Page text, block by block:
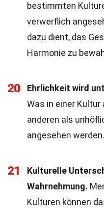
bestimmten
verwerflich
dazu dient, das
Harmonie zu
20
Ehrlichkeit wird
Was in einer Kultur
anderen als
angesehen werden.
21
Kulturelle
Wahrnehmung.
Kulturen können